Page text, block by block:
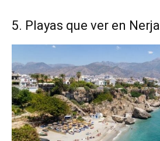
5. Playas que ver en Nerja